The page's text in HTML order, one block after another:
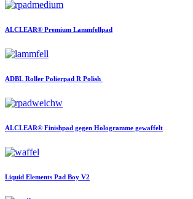
ALCLEAR® Premium Lammfellpad
ADBL Roller Polierpad R Polish
ALCLEAR® Finishpad gegen Hologramme gewaffelt
Liquid Elements Pad Boy V2